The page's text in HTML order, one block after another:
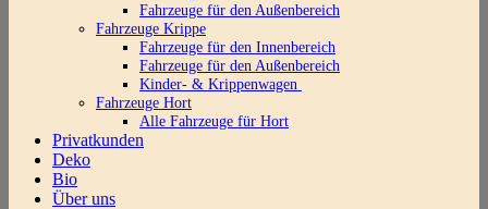
Fahrzeuge für den Außenbereich
Fahrzeuge Krippe
Fahrzeuge für den Innenbereich
Fahrzeuge für den Außenbereich
Kinder- & Krippenwagen
Fahrzeuge Hort
Alle Fahrzeuge für Hort
Privatkunden
Deko
Bio
Über uns